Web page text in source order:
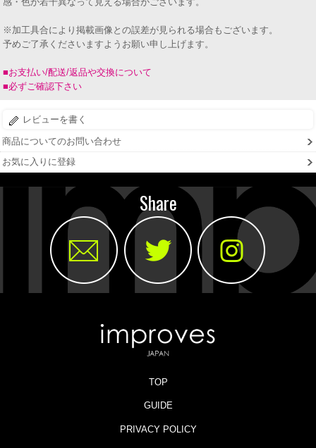
※加工具合により掲載画像との誤差が見られる場合もございます。
予めご了承くださいますようお願い申し上げます。
■お支払い/配送/返品や交換について
■必ずご確認下さい
レビューを書く
商品についてのお問い合わせ
お気に入りに登録
Share
TOP
GUIDE
PRIVACY POLICY